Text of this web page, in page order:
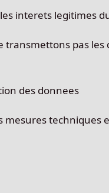
interets legitimes
transmettons pas
des donnees
mesures